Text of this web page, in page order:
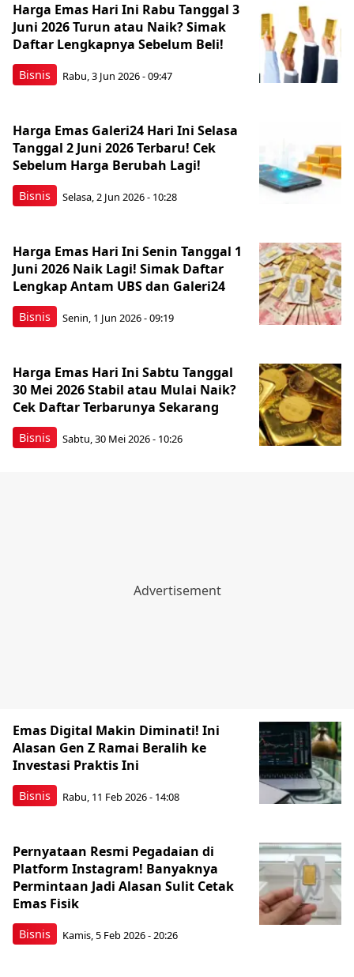
Bisnis
Harga Emas Hari Ini Rabu Tanggal 3
Juni 2026 Turun atau Naik? Simak
Daftar Lengkapnya Sebelum Beli!
Rabu, 3 Jun 2026 - 09:47
Bisnis
Harga Emas Galeri24 Hari Ini Selasa
Tanggal 2 Juni 2026 Terbaru! Cek
Sebelum Harga Berubah Lagi!
Selasa, 2 Jun 2026 - 10:28
Bisnis
Harga Emas Hari Ini Senin Tanggal 1
Juni 2026 Naik Lagi! Simak Daftar
Lengkap Antam UBS dan Galeri24
Senin, 1 Jun 2026 - 09:19
Bisnis
Harga Emas Hari Ini Sabtu Tanggal
30 Mei 2026 Stabil atau Mulai Naik?
Cek Daftar Terbarunya Sekarang
Sabtu, 30 Mei 2026 - 10:26
Bisnis
Emas Digital Makin Diminati! Ini
Alasan Gen Z Ramai Beralih ke
Investasi Praktis Ini
Rabu, 11 Feb 2026 - 14:08
Bisnis
Pernyataan Resmi Pegadaian di
Platform Instagram! Banyaknya
Permintaan Jadi Alasan Sulit Cetak
Emas Fisik
Kamis, 5 Feb 2026 - 20:26